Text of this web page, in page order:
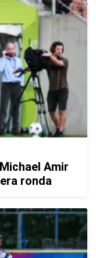
Amir
ronda